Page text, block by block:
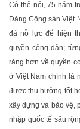
Có thể nói, 75 năm
Đảng Cộng sản Việt
đã nỗ lực để hiện
quyền công dân;
ràng hơn về quyền
ở Việt Nam chính là
được thụ hưởng tốt
xây dựng và bảo vệ,
nhập quốc tế sâu